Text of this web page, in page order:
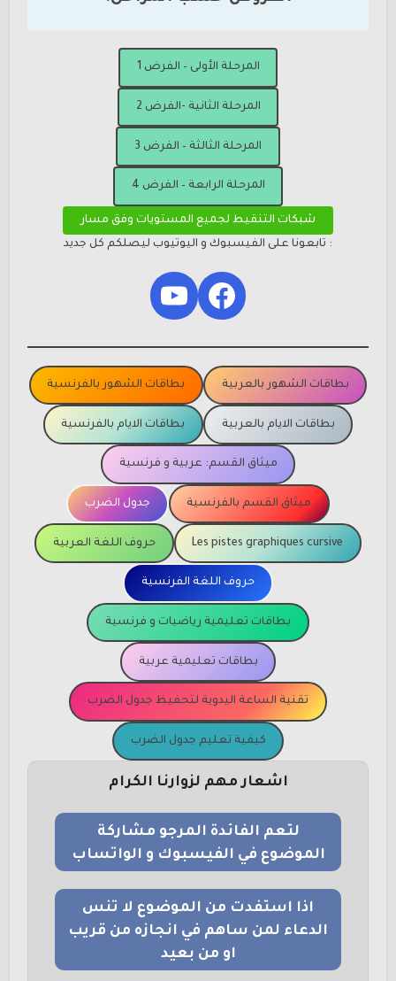
المرحلة الأولى – الفرض 1
المرحلة الثانية -الفرض 2
المرحلة الثالثة – الفرض 3
المرحلة الرابعة – الفرض 4
شبكات التنقيط لجميع المستويات وفق مسار
: تابعونا على الفيسبوك و اليوتيوب ليصلكم كل جديد
Facebook
YouTube
بطاقات الشهور بالعربية بطاقات الشهور بالفرنسية
بطاقات الايام بالعربية بطاقات الايام بالفرنسية
ميثاق القسم: عربية و فرنسية
ميثاق القسم بالفرنسية جدول الضرب
Les pistes graphiques cursive حروف اللغة العربية
حروف اللغة الفرنسية
بطاقات تعليمية رياضيات و فرنسية
بطاقات تعليمية عربية
تقنية الساعة اليدوية لتحفيظ جدول الضرب
كيفية تعليم جدول الضرب
لتعم الفائدة المرجو مشاركة
الموضوع في الفيسبوك و الواتساب
اذا استفدت من الموضوع لا تنس
الدعاء لمن ساهم في انجازه من قريب
او من بعيد